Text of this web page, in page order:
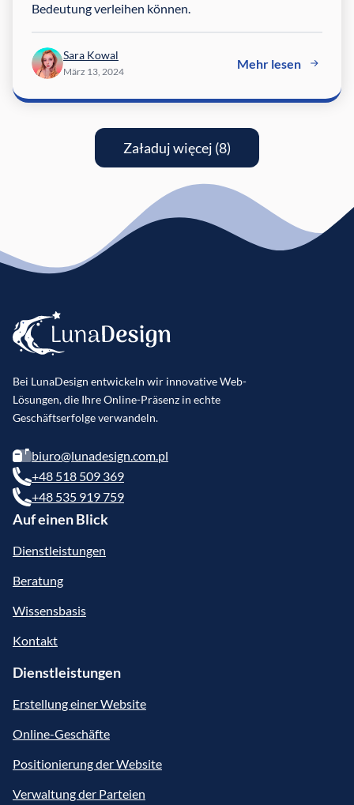
Bedeutung verleihen können.
Sara Kowal
März 13, 2024
Mehr lesen
Załaduj więcej (8)
Bei LunaDesign entwickeln wir innovative Web-
Lösungen, die Ihre Online-Präsenz in echte
Geschäftserfolge verwandeln.
biuro@lunadesign.com.pl
+48 518 509 369
+48 535 919 759
Auf einen Blick
Dienstleistungen
Beratung
Wissensbasis
Kontakt
Dienstleistungen
Erstellung einer Website
Online-Geschäfte
Positionierung der Website
Verwaltung der Parteien